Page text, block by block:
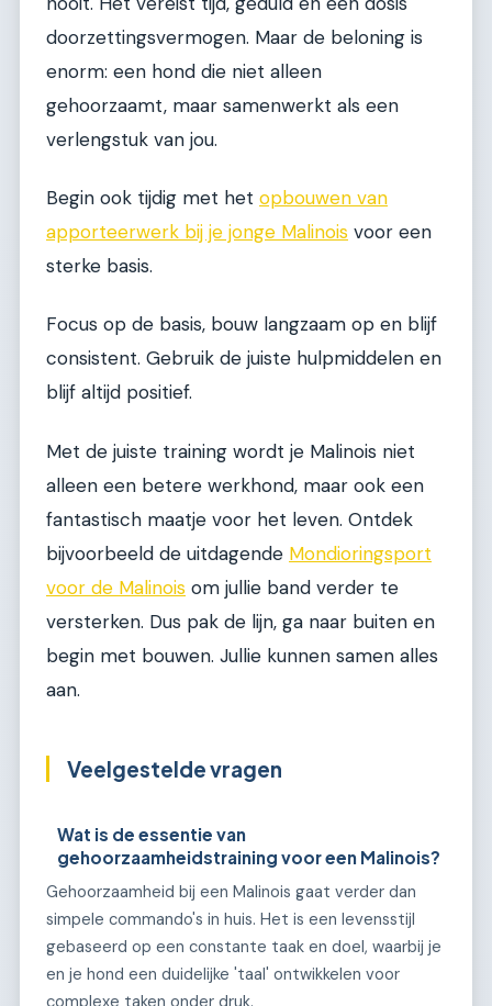
doorzettingsvermogen. Maar de beloning is
enorm: een hond die niet alleen
gehoorzaamt, maar samenwerkt als een
verlengstuk van jou.
Begin ook tijdig met het opbouwen van
apporteerwerk bij je jonge Malinois voor een
sterke basis.
Focus op de basis, bouw langzaam op en blijf
consistent. Gebruik de juiste hulpmiddelen en
blijf altijd positief.
Met de juiste training wordt je Malinois niet
alleen een betere werkhond, maar ook een
fantastisch maatje voor het leven. Ontdek
bijvoorbeeld de uitdagende Mondioringsport
voor de Malinois om jullie band verder te
versterken. Dus pak de lijn, ga naar buiten en
begin met bouwen. Jullie kunnen samen alles
aan.
Veelgestelde vragen
Wat is de essentie van
gehoorzaamheidstraining voor een Malinois?
Gehoorzaamheid bij een Malinois gaat verder dan
simpele commando's in huis. Het is een levensstijl
gebaseerd op een constante taak en doel, waarbij je
en je hond een duidelijke 'taal' ontwikkelen voor